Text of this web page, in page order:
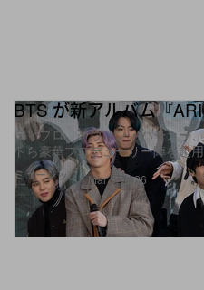
ミュージック
BTS が新アルバム『
ディプロ、ケヴィン・パーカー
トら豪華プロデューサー陣を起用
Mar 5, 2026